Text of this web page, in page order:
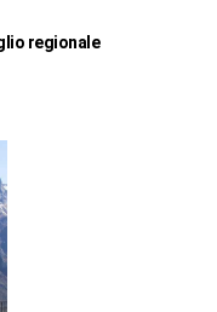
regionale